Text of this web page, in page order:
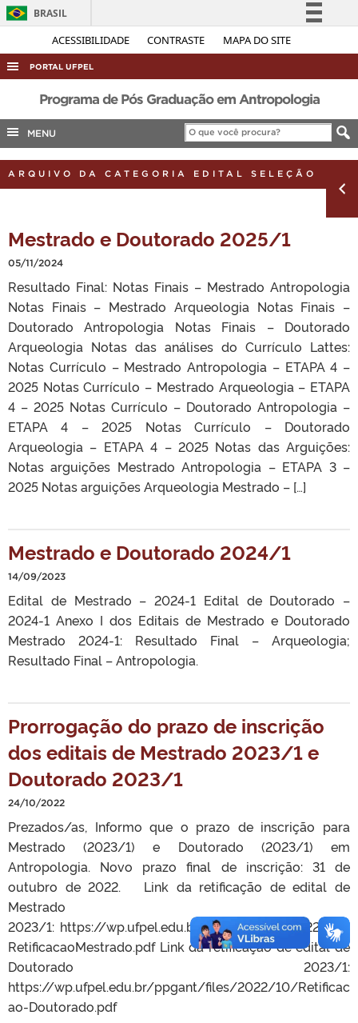
ACESSIBILIDADE CONTRASTE MAPA DO SITE
BRASIL
Simplifique!
Acesso à informação
Legislação
Canais
PORTAL UFPEL
ACESSO À INFORMAÇÃO
AUDITORIA
COBALTO
CONCURSOS
OUVIDORIA
PORTARIAS
TELEFONES
Programa de Pós Graduação em Antropologia
MENU
ARQUIVO DA CATEGORIA EDITAL SELEÇÃO
Mestrado e Doutorado 2025/1
05/11/2024
Resultado Final: Notas Finais – Mestrado Antropologia
Notas Finais – Mestrado Arqueologia Notas Finais –
Doutorado Antropologia Notas Finais – Doutorado
Arqueologia Notas das análises do Currículo Lattes:
Notas Currículo – Mestrado Antropologia – ETAPA 4 –
2025 Notas Currículo – Mestrado Arqueologia – ETAPA
4 – 2025 Notas Currículo – Doutorado Antropologia –
ETAPA 4 – 2025 Notas Currículo – Doutorado
Arqueologia – ETAPA 4 – 2025 Notas das Arguições:
Notas arguições Mestrado Antropologia – ETAPA 3 –
2025 Notas arguições Arqueologia Mestrado – […]
Mestrado e Doutorado 2024/1
14/09/2023
Edital de Mestrado – 2024-1 Edital de Doutorado –
2024-1 Anexo I dos Editais de Mestrado e Doutorado
Mestrado 2024-1: Resultado Final – Arqueologia;
Resultado Final – Antropologia.
Prorrogação do prazo de inscrição
dos editais de Mestrado 2023/1 e
Doutorado 2023/1
24/10/2022
Prezados/as, Informo que o prazo de inscrição para
Mestrado (2023/1) e Doutorado (2023/1) em
Antropologia. Novo prazo final de inscrição: 31 de
outubro de 2022. Link da retificação de edital de
Mestrado
2023/1: https://wp.ufpel.edu.br/ppgant/files/2022/10/
RetificacaoMestrado.pdf Link da retificação de edital de
Doutorado 2023/1:
https://wp.ufpel.edu.br/ppgant/files/2022/10/Retificac
ao-Doutorado.pdf